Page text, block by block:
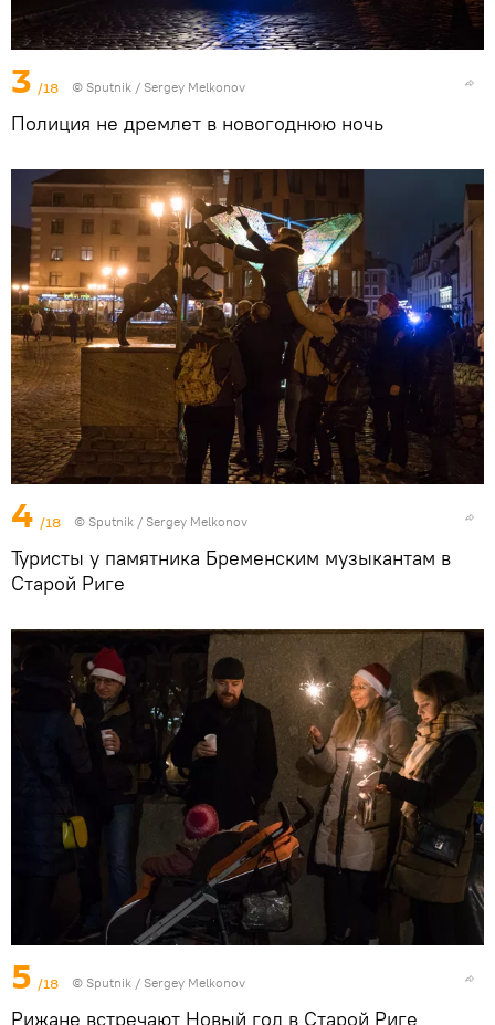
3 /18 © Sputnik / Sergey Melkonov
Полиция не дремлет в новогоднюю ночь
4 /18 © Sputnik / Sergey Melkonov
Туристы у памятника Бременским музыкантам в
Старой Риге
5 /18 © Sputnik / Sergey Melkonov
Рижане встречают Новый год в Старой Риге